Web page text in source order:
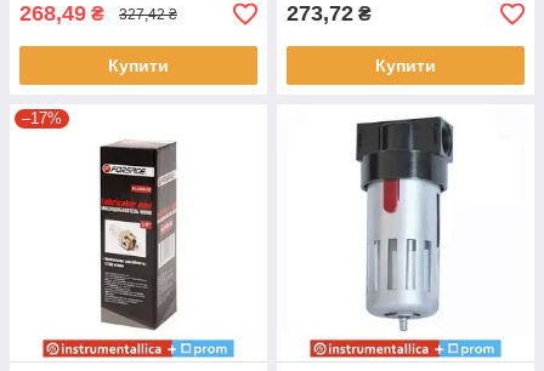
268,49 ₴ 327,42 ₴
Купити
273,72 ₴
Купити
–17%